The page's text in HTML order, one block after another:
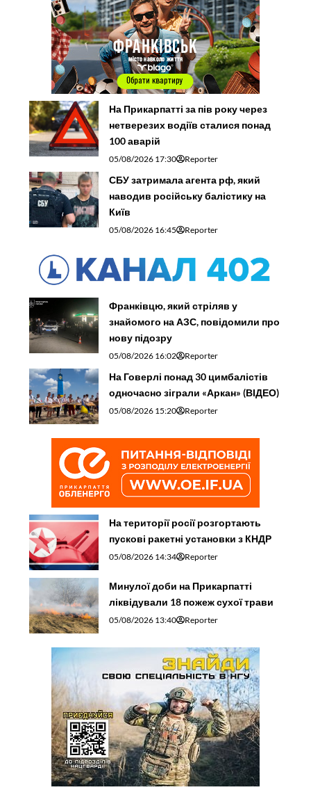
На Прикарпатті за пів року через
нетверезих водіїв сталися понад
100 аварій
05/08/2026 17:30 Reporter
СБУ затримала агента рф, який
наводив російську балістику на
Київ
05/08/2026 16:45 Reporter
Франківцю, який стріляв у
знайомого на АЗС, повідомили про
нову підозру
05/08/2026 16:02 Reporter
На Говерлі понад 30 цимбалістів
одночасно зіграли «Аркан» (ВІДЕО)
05/08/2026 15:20 Reporter
На території росії розгортають
пускові ракетні установки з КНДР
05/08/2026 14:34 Reporter
Минулої доби на Прикарпатті
ліквідували 18 пожеж сухої трави
05/08/2026 13:40 Reporter